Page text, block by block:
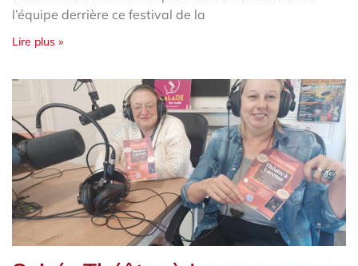
l’équipe derrière ce festival de la
Lire plus »